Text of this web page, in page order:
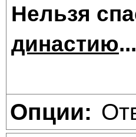
Нельзя
династию...
Опции: